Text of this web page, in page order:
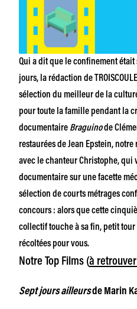
Qui a dit que le confinement était
jours, la rédaction de
sélection du meilleur de la
pour toute la famille pendant la
documentaire Braguinode
restaurées de Jean Epstein,
avec le chanteur Christophe, qui
documentaire sur une facette
sélection de courts métrages
concours : a lors que cette
collectif touche à sa fin, petit tour
récoltées pour vous.
Notre Top Films (à
Sept jours ailleursde Marin